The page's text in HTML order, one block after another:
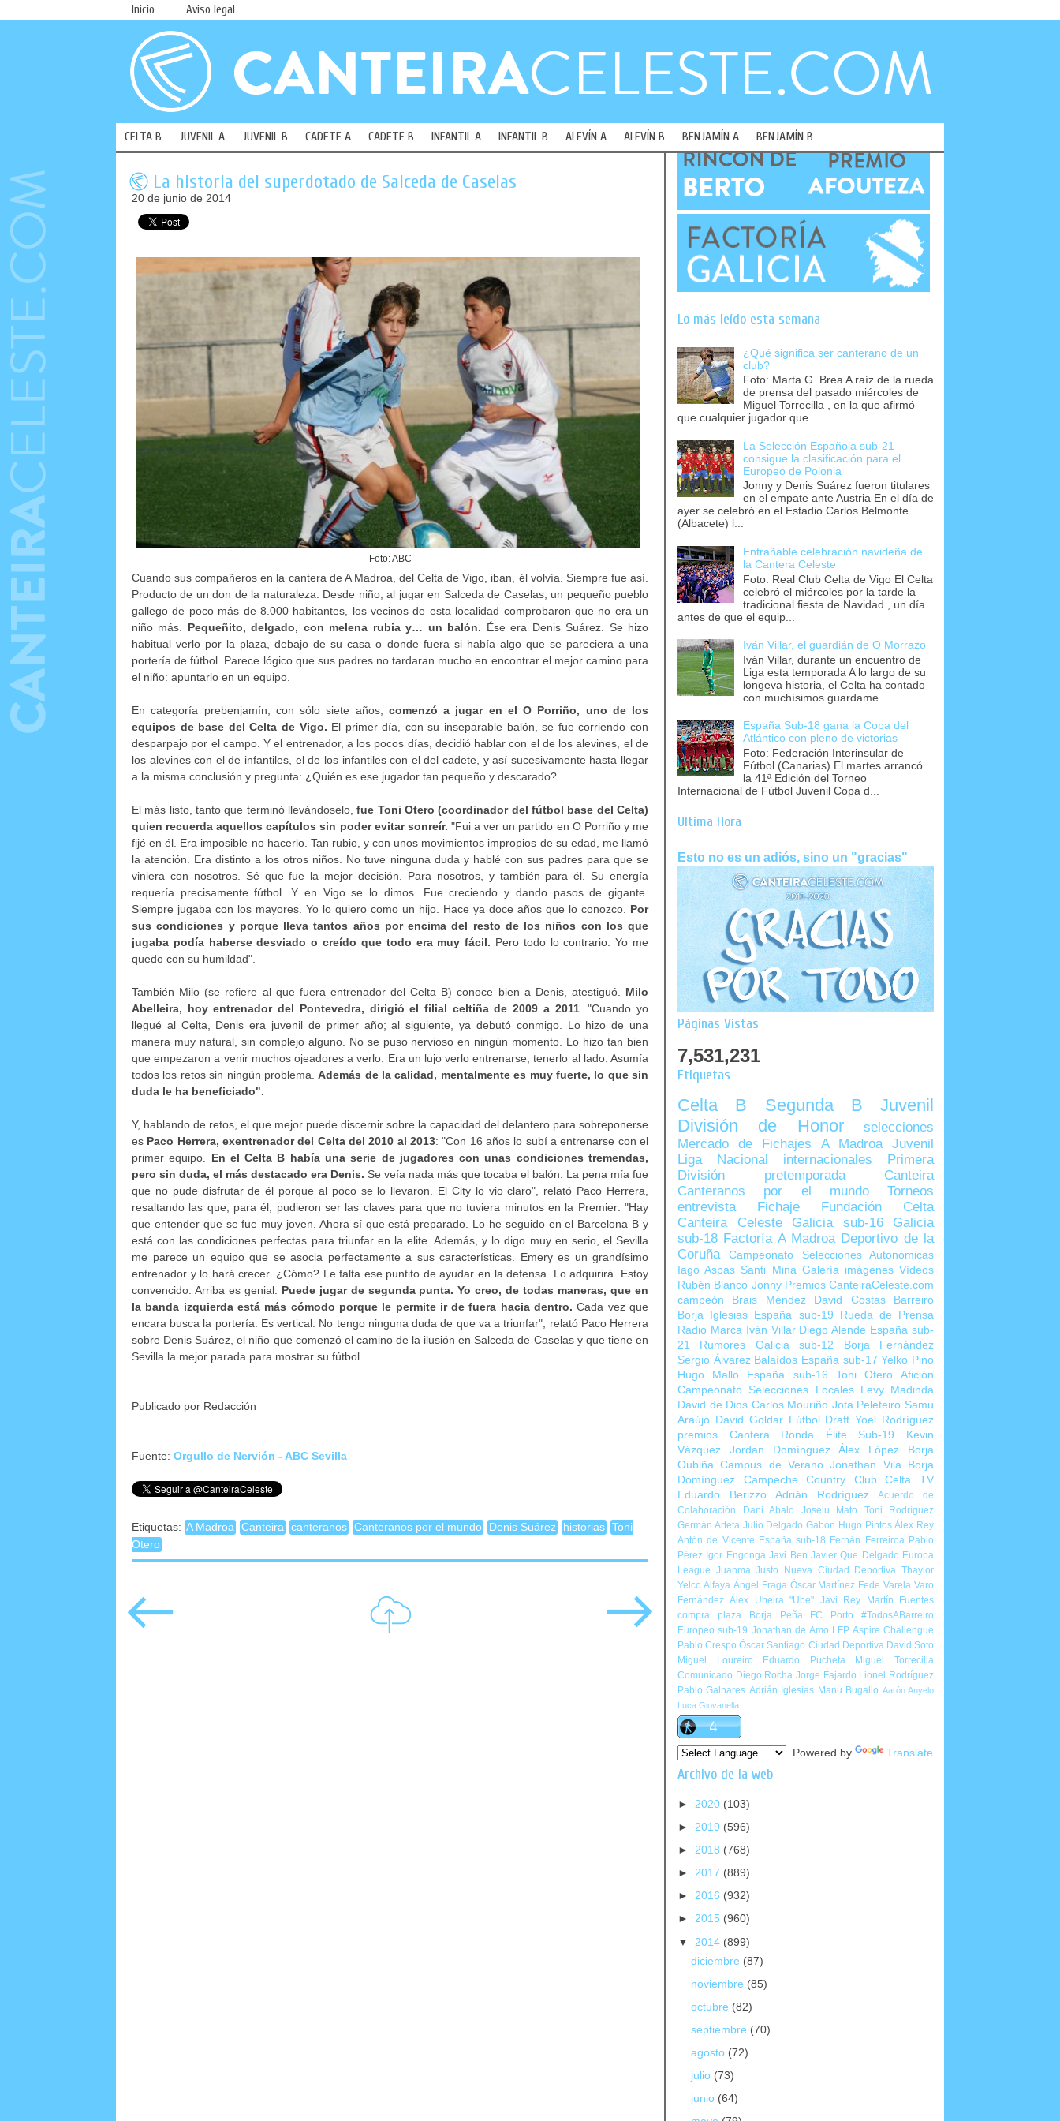
Inicio Aviso legal
CELTA B JUVENIL A JUVENIL B CADETE A CADETE B INFANTIL A INFANTIL B ALEVÍN A ALEVÍN B BENJAMÍN A BENJAMÍN B
La historia del superdotado de Salceda de Caselas
20 de junio de 2014
Foto: ABC
Cuando sus compañeros en la cantera de A Madroa, del Celta de Vigo, iban, él volvía. Siempre fue así.
Producto de un don de la naturaleza. Desde niño, al jugar en Salceda de Caselas, un pequeño pueblo
gallego de poco más de 8.000 habitantes, los vecinos de esta localidad comprobaron que no era un
niño más. Pequeñito, delgado, con melena rubia y… un balón. Ése era Denis Suárez. Se hizo
habitual verlo por la plaza, debajo de su casa o donde fuera si había algo que se pareciera a una
portería de fútbol. Parece lógico que sus padres no tardaran mucho en encontrar el mejor camino para
el niño: apuntarlo en un equipo.
En categoría prebenjamín, con sólo siete años, comenzó a jugar en el O Porriño, uno de los
equipos de base del Celta de Vigo. El primer día, con su inseparable balón, se fue corriendo con
desparpajo por el campo. Y el entrenador, a los pocos días, decidió hablar con el de los alevines, el de
los alevines con el de infantiles, el de los infantiles con el del cadete, y así sucesivamente hasta llegar
a la misma conclusión y pregunta: ¿Quién es ese jugador tan pequeño y descarado?
El más listo, tanto que terminó llevándoselo,fue Toni Otero (coordinador del fútbol base del Celta)
quien recuerda aquellos capítulos sin poder evitar sonreír. "Fui a ver un partido en O Porriño y me
fijé en él. Era imposible no hacerlo. Tan rubio, y con unos movimientos impropios de su edad, me llamó
la atención. Era distinto a los otros niños. No tuve ninguna duda y hablé con sus padres para que se
viniera con nosotros. Sé que fue la mejor decisión. Para nosotros, y también para él. Su energía
requería precisamente fútbol. Y en Vigo se lo dimos. Fue creciendo y dando pasos de gigante.
Siempre jugaba con los mayores. Yo lo quiero como un hijo. Hace ya doce años que lo conozco. Por
sus condiciones y porque lleva tantos años por encima del resto de los niños con los que
jugaba podía haberse desviado o creído que todo era muy fácil. Pero todo lo contrario. Yo me
quedo con su humildad".
También Milo (se refiere al que fuera entrenador del Celta B) conoce bien a Denis, atestiguó. Milo
Abelleira, hoy entrenador del Pontevedra, dirigió el filial celtiña de 2009 a 2011. "Cuando yo
llegué al Celta, Denis era juvenil de primer año; al siguiente, ya debutó conmigo. Lo hizo de una
manera muy natural, sin complejo alguno. No se puso nervioso en ningún momento. Lo hizo tan bien
que empezaron a venir muchos ojeadores a verlo. Era un lujo verlo entrenarse, tenerlo al lado. Asumía
todos los retos sin ningún problema.Además de la calidad, mentalmente es muy fuerte, lo que sin
duda le ha beneficiado".
Y, hablando de retos, el que mejor puede discernir sobre la capacidad del delantero para sobreponerse
es Paco Herrera, exentrenador del Celta del 2010 al 2013: "Con 16 años lo subí a entrenarse con el
primer equipo. En el Celta B había una serie de jugadores con unas condiciones tremendas,
pero sin duda, el más destacado era Denis. Se veía nada más que tocaba el balón. La pena mía fue
que no pude disfrutar de él porque al poco se lo llevaron. El City lo vio claro", relató Paco Herrera,
resaltando las que, para él, pudieron ser las claves para que no tuviera minutos en la Premier: "Hay
que entender que se fue muy joven. Ahora sí que está preparado. Lo he seguido en el Barcelona B y
está con las condiciones perfectas para triunfar en la elite. Además, y lo digo muy en serio, el Sevilla
me parece un equipo que se asocia perfectamente a sus características. Emery es un grandísimo
entrenador y lo hará crecer. ¿Cómo? Le falta ese puntito de ayudar en la defensa. Lo adquirirá. Estoy
convencido. Arriba es genial. Puede jugar de segunda punta. Yo creo, de todas maneras, que en
la banda izquierda está más cómodo porque le permite ir de fuera hacia dentro. Cada vez que
encara busca la portería. Es vertical. No tengo ninguna duda de que va a triunfar", relató Paco Herrera
sobre Denis Suárez, el niño que comenzó el camino de la ilusión en Salceda de Caselas y que tiene en
Sevilla la mejor parada para mostrar su fútbol.
Publicado por Redacción
Fuente: Orgullo de Nervión - ABC Sevilla
Etiquetas: A Madroa Canteira canteranos Canteranos por el mundo Denis Suárez historias Toni
Otero
Lo más leído esta semana
¿Qué significa ser canterano de un
club?
Foto: Marta G. Brea A raíz de la rueda
de prensa del pasado miércoles de
Miguel Torrecilla , en la que afirmó
que cualquier jugador que...
La Selección Española sub-21
consigue la clasificación para el
Europeo de Polonia
Jonny y Denis Suárez fueron titulares
en el empate ante Austria En el día de
ayer se celebró en el Estadio Carlos Belmonte
(Albacete) l...
Entrañable celebración navideña de
la Cantera Celeste
Foto: Real Club Celta de Vigo El Celta
celebró el miércoles por la tarde la
tradicional fiesta de Navidad , un día
antes de que el equip...
Iván Villar, el guardián de O Morrazo
Iván Villar, durante un encuentro de
Liga esta temporada A lo largo de su
longeva historia, el Celta ha contado
con muchísimos guardame...
España Sub-18 gana la Copa del
Atlántico con pleno de victorias
Foto: Federación Interinsular de
Fútbol (Canarias) El martes arrancó
la 41ª Edición del Torneo
Internacional de Fútbol Juvenil Copa d...
Última Hora
Esto no es un adiós, sino un "gracias"
Páginas Vistas
7,531,231
Etiquetas
Celta B Segunda B
Juvenil
División de Honor
selecciones
Mercado de Fichajes
A Madroa
Juvenil
Liga Nacional
internacionales
Primera
División
pretemporada
Canteira
Canteranos por el mundo
Torneos
entrevista
Fichaje
Fundación Celta
Canteira Celeste
Galicia sub-16
Galicia
sub-18 Factoría A Madroa Deportivo de la
Coruña
Campeonato Selecciones Autonómicas
Iago Aspas Santi Mina Galería imágenes Vídeos
Rubén Blanco Jonny Premios CanteiraCeleste.com
campeón
Brais Méndez David Costas
Barreiro
Borja Iglesias
España sub-19
Rueda de Prensa
Radio Marca
Iván Villar Diego Alende España sub-
21
Rumores Galicia sub-12
Borja Fernández
Sergio Álvarez Balaídos España sub-17 Yelko Pino
Hugo Mallo
España sub-16 Toni Otero
Afición
Campeonato Selecciones Locales
Levy Madinda
David de Dios Carlos Mouriño Jota Peleteiro Samu
Araújo David Goldar Fútbol Draft Yoel Rodríguez
premios Cantera
Ronda Élite Sub-19
Kevin
Vázquez
Jordan Domínguez Álex López
Borja
Oubiña Campus de Verano Jonathan Vila
Borja
Domínguez
Campeche Country Club
Celta TV
Eduardo Berizzo
Adrián Rodríguez
Acuerdo de
Colaboración
Dani Abalo Joselu Mato
Toni Rodríguez
Germán Arteta Julio Delgado Gabón Hugo Pintos Álex Rey
Antón de Vicente España sub-18 Fernán Ferreiroa Pablo
Pérez Igor Engonga Javi Ben Javier Que Delgado Europa
League Juanma Justo Nueva Ciudad Deportiva Thaylor
Yelco Alfaya Ángel Fraga Óscar Martínez Fede Varela Varo
Fernández Álex Ubeira "Ube" Javi Rey
Martín Fuentes
compra plaza
Borja Peña FC Porto
#TodosABarreiro
Europeo sub-19 Jonathan de Amo LFP Aspire Challengue
Pablo Crespo Óscar Santiago Ciudad Deportiva David Soto
Miguel Loureiro
Eduardo Pucheta
Miguel Torrecilla
Comunicado Diego Rocha Jorge Fajardo Lionel Rodríguez
Pablo Galnares Adrián Iglesias Manu Bugallo Aarón Anyelo
Luca Giovanella
Powered by Translate
Archivo de la web
► 2020 (103)
► 2019 (596)
► 2018 (768)
► 2017 (889)
► 2016 (932)
► 2015 (960)
▼ 2014 (899)
diciembre (87)
noviembre (85)
octubre (82)
septiembre (70)
agosto (72)
julio (73)
junio (64)